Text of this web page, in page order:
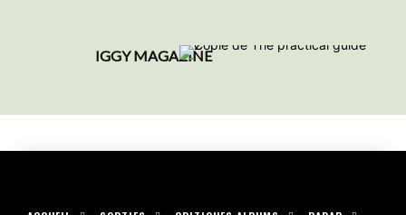
IGGY MAGAZINE